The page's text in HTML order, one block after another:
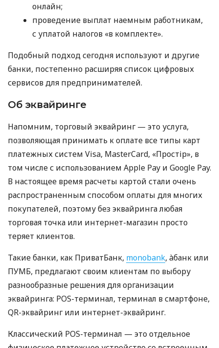
онлайн;
проведение выплат наемным работникам,
с уплатой налогов «в комплекте».
Подобный подход сегодня используют и другие
банки, постепенно расширяя список цифровых
сервисов для предпринимателей.
Об эквайринге
Напомним, торговый эквайринг — это услуга,
позволяющая принимать к оплате все типы карт
платежных систем Visa, MasterCard, «Простір», в
том числе с использованием Apple Pay и Google Pay.
В настоящее время расчеты картой стали очень
распространенным способом оплаты для многих
покупателей, поэтому без эквайринга любая
торговая точка или интернет-магазин просто
теряет клиентов.
Такие банки, как ПриватБанк, monobank, àбанк или
ПУМБ, предлагают своим клиентам по выбору
разнообразные решения для организации
эквайринга: POS-терминал, терминал в смартфоне,
QR-эквайринг или интернет-эквайринг.
Классический POS-терминал — это отдельное